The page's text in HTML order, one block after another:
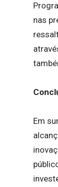
nas
Em